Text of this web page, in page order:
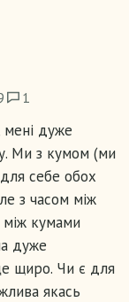
1
мені дуже
Ми з кумом (ми
себе обох
з часом між
кумами
дуже
щиро. Чи є для
якась